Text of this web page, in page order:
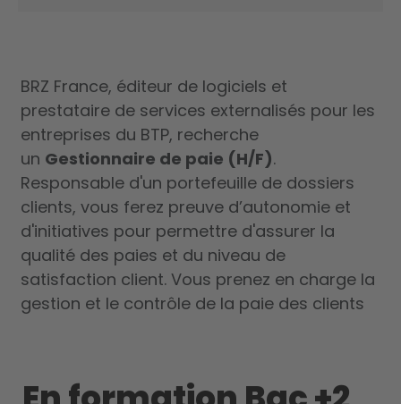
BRZ France, éditeur de logiciels et
prestataire de services externalisés pour les
entreprises du BTP, recherche
un Gestionnaire de paie (H/F).
Responsable d'un portefeuille de dossiers
clients, vous ferez preuve d’autonomie et
d'initiatives pour permettre d'assurer la
qualité des paies et du niveau de
satisfaction client. Vous prenez en charge la
gestion et le contrôle de la paie des clients